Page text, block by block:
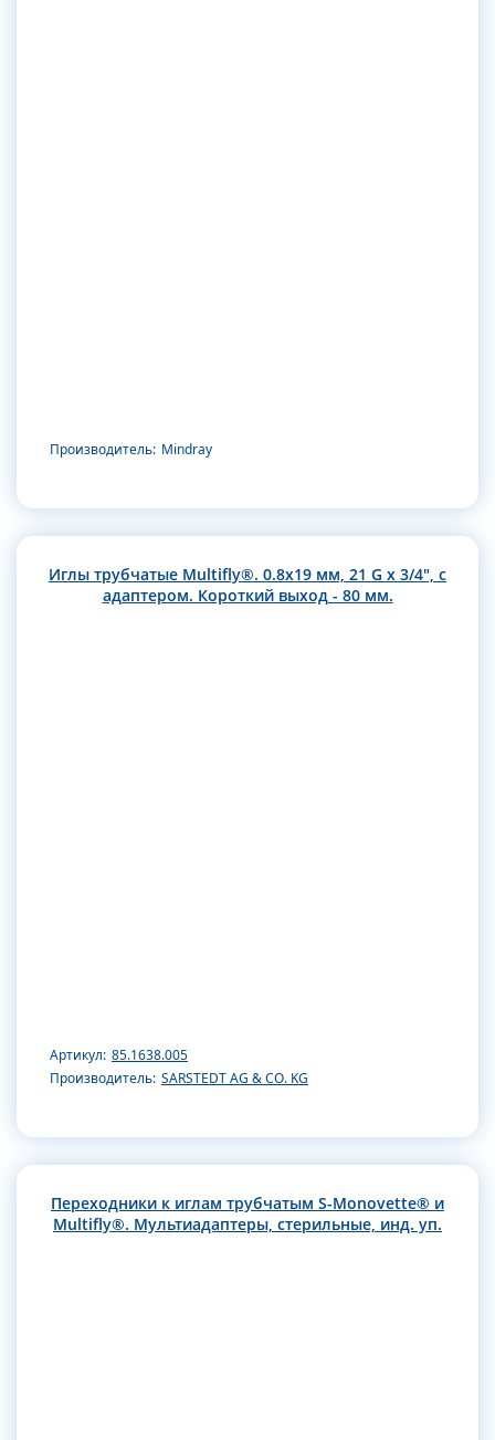
Производитель: Mindray
Иглы трубчатые Multifly®. 0.8х19 мм, 21 G x 3/4", с
адаптером. Короткий выход - 80 мм.
Артикул: 85.1638.005
Производитель: SARSTEDT AG & CO. KG
Переходники к иглам трубчатым S-Monovette® и
Multifly®. Мультиадаптеры, стерильные, инд. уп.